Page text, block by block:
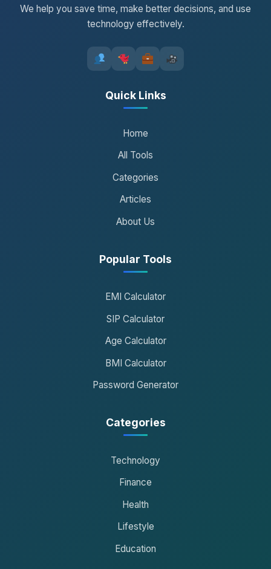
We help you save time, make better decisions, and use
technology effectively.
Quick Links
Home
All Tools
Categories
Articles
About Us
Popular Tools
EMI Calculator
SIP Calculator
Age Calculator
BMI Calculator
Password Generator
Categories
Technology
Finance
Health
Lifestyle
Education